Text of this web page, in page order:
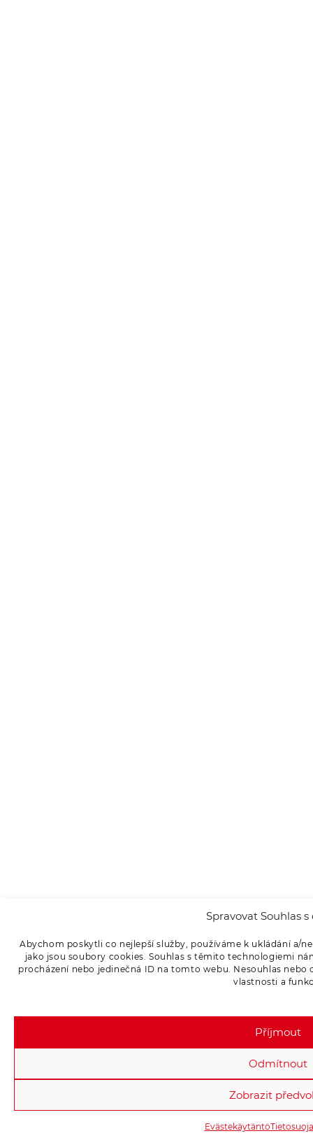
Spravovat Souhlas s
Abychom poskytli co nejlepší služby, používáme k ukládání a/
jako jsou soubory cookies. Souhlas s těmito technologiemi
procházení nebo jedinečná ID na tomto webu. Nesouhlas
vlastnosti a
Příjmout
Odmítnout
Zobrazit
Evästekäytäntö